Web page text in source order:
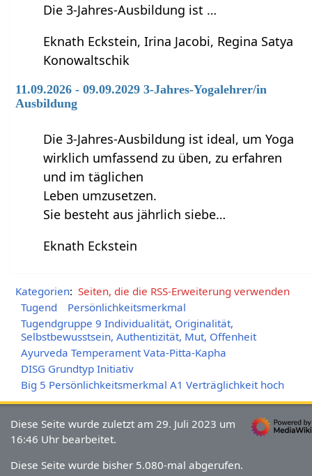
Die 3-Jahres-Ausbildung ist …
Eknath Eckstein, Irina Jacobi, Regina Satya
Konowaltschik
11.09.2026 - 09.09.2029 3-Jahres-Yogalehrer/in
Ausbildung
Die 3-Jahres-Ausbildung ist ideal, um Yoga
wirklich umfassend zu üben, zu erfahren
und im täglichen
Leben umzusetzen.
Sie besteht aus jährlich siebe…
Eknath Eckstein
Kategorien: Seiten, die die RSS-Erweiterung verwenden
Tugend
Persönlichkeitsmerkmal
Tugendgruppe 9 Individualität, Originalität,
Selbstbewusstsein, Authentizität, Mut, Offenheit
Ayurveda Temperament Vata-Pitta-Kapha
DISG Grundtyp Initiativ
Big 5 Persönlichkeitsmerkmal A1 Verträglichkeit hoch
Diese Seite wurde zuletzt am 29. Juli 2023 um
16:46 Uhr bearbeitet.
Diese Seite wurde bisher 5.080-mal abgerufen.